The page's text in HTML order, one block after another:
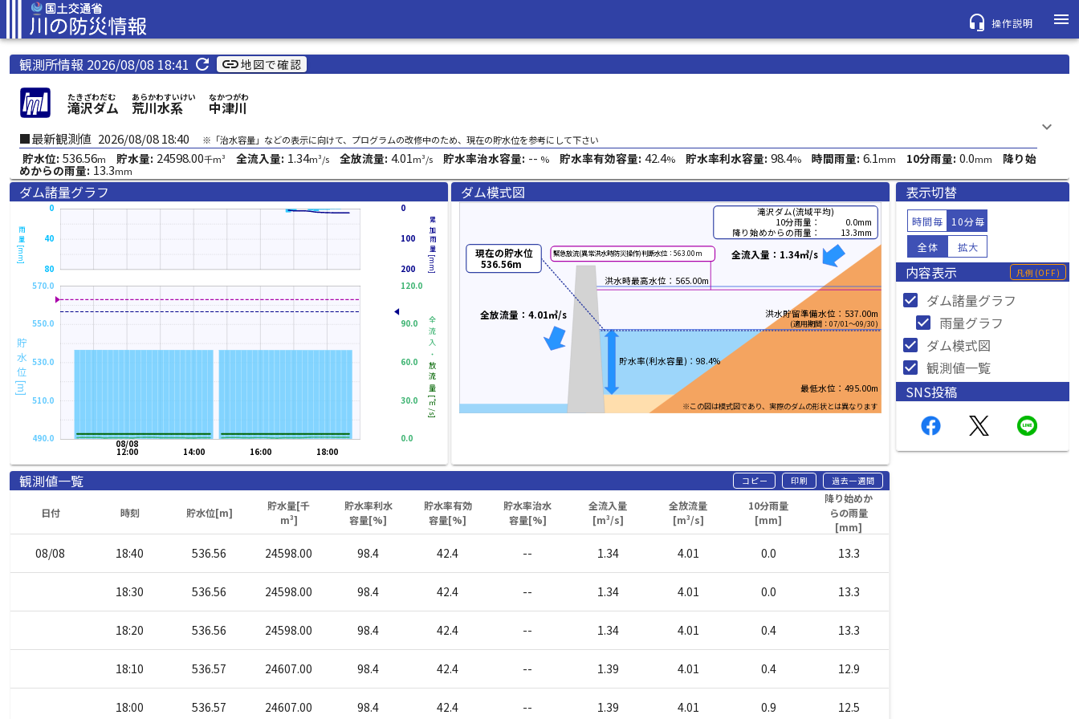
headset_mic 操作説明 menu
観測所情報 2026/08/08 18:41 refresh link地図で確認
たきざわだむ
滝沢ダム
あらかわすいけい
荒川水系
なかつがわ
中津川
■最新観測値 2026/08/08 18:40 ※「治水容量」などの表示に向けて、プログラムの改修中のため、現在の貯水位を参考にして下さい
貯水位: 536.56m 貯水量: 24598.00千m³ 全流入量: 1.34m³/s 全放流量: 4.01m³/s 貯水率治水容量: -- % 貯水率有効容量: 42.4% 貯水率利水容量: 98.4% 時間雨量: 6.1mm 10分雨量: 0.0mm 降り始
めからの雨量: 13.3mm
keyboard_arrow_down
ダム諸量グラフ
80
40
0
雨量[mm]
490.0
510.0
530.0
550.0
570.0
貯水位[m]
18:00
16:00
14:00
08/08
12:00
200
100
0
累加雨量[mm]
0.0
30.0
60.0
90.0
120.0
全流入・
放流量
[㎥/s]
ダム模式図
※この図は模式図であり、実際のダムの形状とは異なります
洪水時最高水位：565.00m
緊急放流(異常洪水時防災操作)判断水位：563.00m
洪水貯留準備水位：537.00m
(適用期間：07/01～09/30)
最低水位：495.00m
貯水率(利水容量)：98.4%
現在の貯水位
536.56m
全流入量：1.34㎥/s
全放流量：4.01㎥/s
滝沢ダム(流域平均)
10分雨量：
0.0mm
降り始めからの雨量： 13.3mm
観測値一覧 コピー 印刷 過去一週間
日付 時刻 貯水位[m]
貯水量[千
m³]
貯水率利水
容量[%]
貯水率有効
容量[%]
貯水率治水
容量[%]
全流入量
[m³/s]
全放流量
[m³/s]
10分雨量
[mm]
降り始めか
らの雨量
[mm]
08/08 18:40 536.56 24598.00 98.4 42.4 -- 1.34 4.01 0.0 13.3
18:30 536.56 24598.00 98.4 42.4 -- 1.34 4.01 0.0 13.3
18:20 536.56 24598.00 98.4 42.4 -- 1.34 4.01 0.4 13.3
18:10 536.57 24607.00 98.4 42.4 -- 1.39 4.01 0.4 12.9
18:00 536.57 24607.00 98.4 42.4 -- 1.39 4.01 0.9 12.5
表示切替
時間毎
10分毎
全体
拡大
内容表示 凡例 (OFF)
check_box ダム諸量グラフ
check_box 雨量グラフ
check_box ダム模式図
check_box 観測値一覧
SNS投稿